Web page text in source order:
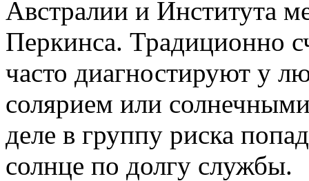
Австралии и Института
Перкинса. Традиционно
часто диагностируют у
солярием или
деле в группу риска
солнце по долгу службы.